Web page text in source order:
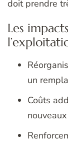
doit prendre
Les
un
Coûts